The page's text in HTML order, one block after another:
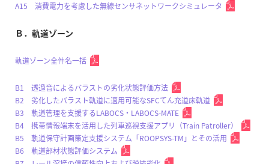
A15 消費電力を考慮した無線センサネットワークシミュレータ
Ｂ．軌道ゾーン
軌道ゾーン全件名一括
B1 透過音によるバラストの劣化状態評価方法
B2 劣化したバラスト軌道に適用可能なSFCてん充道床軌道
B3 軌道管理を支援するLABOCS・LABOCS-MATE
B4 携帯情報端末を活用した列車巡視支援アプリ（Train Patroller）
B5 軌道保守計画策定支援システム「ROOPSYS-TM」とその活用
B6 軌道部材状態評価システム